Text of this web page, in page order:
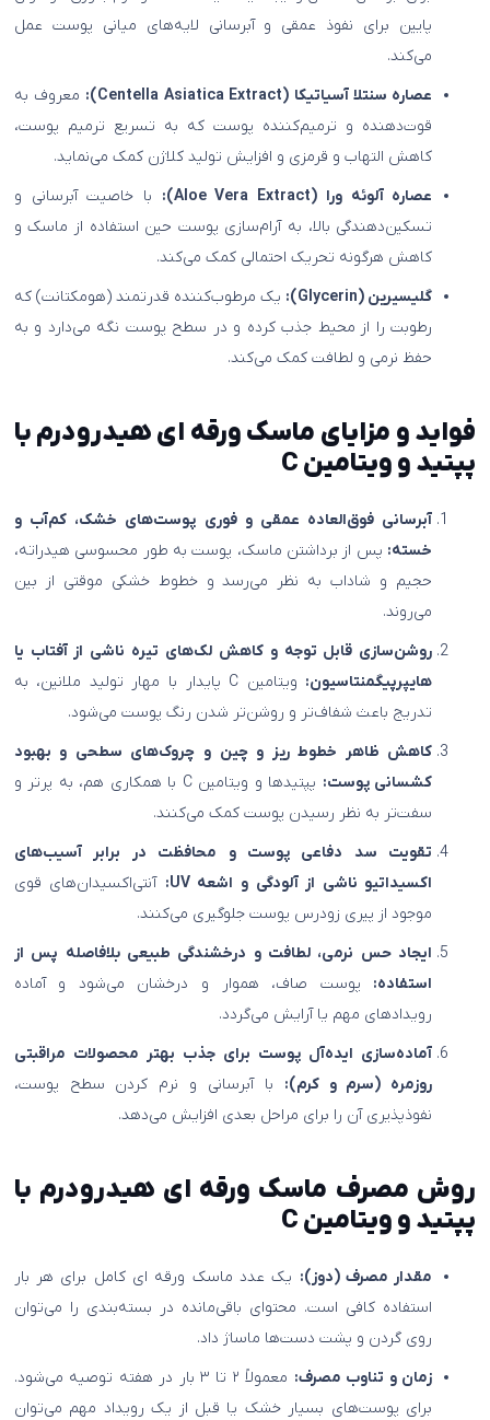
پایین برای نفوذ عمقی و آبرسانی لایه‌های میانی پوست عمل
می‌کند.
عصاره سنتلا آسیاتیکا (Centella Asiatica Extract):
معروف به
قوت‌دهنده و ترمیم‌کننده پوست که به تسریع ترمیم پوست،
کاهش التهاب و قرمزی و افزایش تولید کلاژن کمک می‌نماید.
عصاره آلوئه ورا (Aloe Vera Extract):
با خاصیت آبرسانی و
تسکین‌دهندگی بالا، به آرام‌سازی پوست حین استفاده از ماسک و
کاهش هرگونه تحریک احتمالی کمک می‌کند.
گلیسیرین (Glycerin):
یک مرطوب‌کننده قدرتمند (هومکتانت) که
رطوبت را از محیط جذب کرده و در سطح پوست نگه می‌دارد و به
حفظ نرمی و لطافت کمک می‌کند.
فواید و مزایای ماسک ورقه ای هیدرودرم با
پپتید و ویتامین C
آبرسانی فوق‌العاده عمقی و فوری پوست‌های خشک، کم‌آب و
خسته: پس از برداشتن ماسک، پوست به طور محسوسی هیدراته،
حجیم و شاداب به نظر می‌رسد و خطوط خشکی موقتی از بین
می‌روند.
روشن‌سازی قابل توجه و کاهش لک‌های تیره ناشی از آفتاب یا
هایپرپیگمنتاسیون:
ویتامین C پایدار با مهار تولید ملانین، به
تدریج باعث شفاف‌تر و روشن‌تر شدن رنگ پوست می‌شود.
کاهش ظاهر خطوط ریز و چین و چروک‌های سطحی و بهبود
کشسانی پوست:
پپتیدها و ویتامین C با همکاری هم، به پرتر و
سفت‌تر به نظر رسیدن پوست کمک می‌کنند.
تقویت سد دفاعی پوست و محافظت در برابر آسیب‌های
اکسیداتیو ناشی از آلودگی و اشعه UV:
آنتی‌اکسیدان‌های قوی
موجود از پیری زودرس پوست جلوگیری می‌کنند.
ایجاد حس نرمی، لطافت و درخشندگی طبیعی بلافاصله پس از
استفاده: پوست صاف، هموار و درخشان می‌شود و آماده
رویدادهای مهم یا آرایش می‌گردد.
آماده‌سازی ایده‌آل پوست برای جذب بهتر محصولات مراقبتی
روزمره (سرم و کرم): با آبرسانی و نرم کردن سطح پوست،
نفوذپذیری آن را برای مراحل بعدی افزایش می‌دهد.
روش مصرف ماسک ورقه ای هیدرودرم با
پپتید و ویتامین C
مقدار مصرف (دوز): یک عدد ماسک ورقه ای کامل برای هر بار
استفاده کافی است. محتوای باقی‌مانده در بسته‌بندی را می‌توان
روی گردن و پشت دست‌ها ماساژ داد.
زمان و تناوب مصرف:
معمولاً ۲ تا ۳ بار در هفته توصیه می‌شود.
برای پوست‌های بسیار خشک یا قبل از یک رویداد مهم می‌توان